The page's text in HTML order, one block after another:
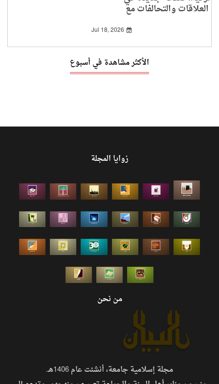
العلاقات والتحالفات مع
Jul 18, 2026
الأكثر مشاهدة في أسبوع
زوايا المجلة
من نحن
مجلة إسلامية جامعة، أنشئت عام 1406هـ.